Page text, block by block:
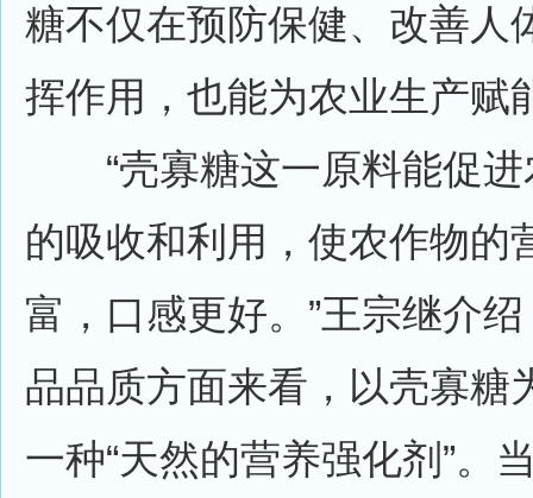
糖不仅在预防保健、改善人
挥作用，也能为农业生产赋
“壳寡糖这一原料能促进
的吸收和利用，使农作物的
富，口感更好。”王宗继介
品品质方面来看，以壳寡糖
一种“天然的营养强化剂”。